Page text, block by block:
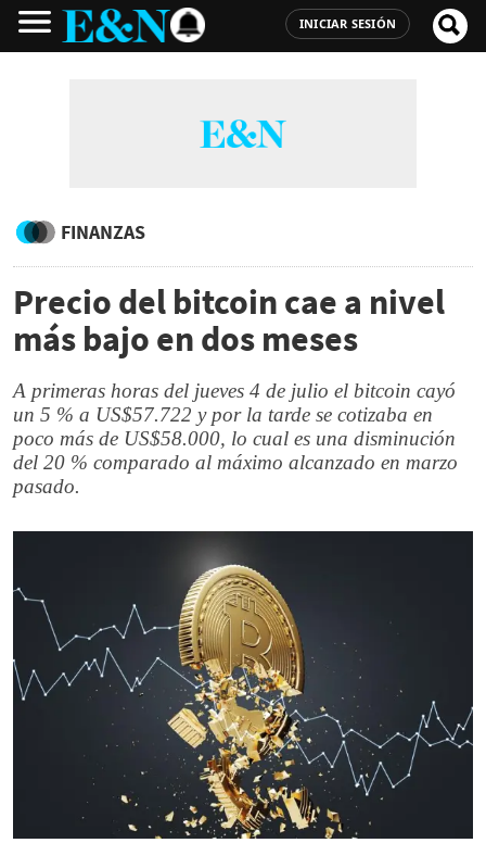
INICIAR SESIÓN
FINANZAS
Precio del bitcoin cae a nivel
más bajo en dos meses
A primeras horas del jueves 4 de julio el bitcoin cayó
un 5 % a US$57.722 y por la tarde se cotizaba en
poco más de US$58.000, lo cual es una disminución
del 20 % comparado al máximo alcanzado en marzo
pasado.